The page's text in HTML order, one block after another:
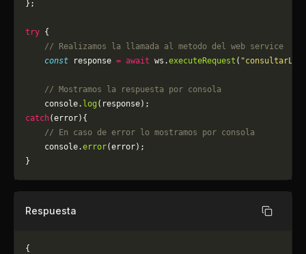
};
try {
    // Realizamos la llamada al metodo del web service
    const
response = await ws.executeRequest (
    // Mostramos la respuesta por consola
    console.
log (response);
catch(error){
    // En caso de error lo mostramos por consola
	console.
error(error);
}
Respuesta Copiar
{